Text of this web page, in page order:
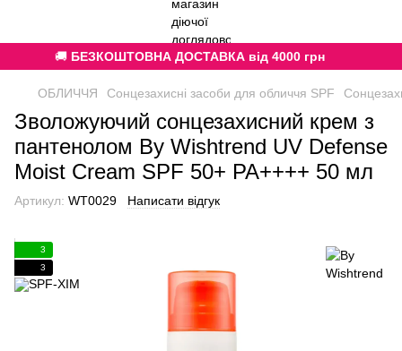
🚚 БЕЗКОШТОВНА ДОСТАВКА від 4000 грн
ОБЛИЧЧЯ Сонцезахисні засоби для обличчя SPF
Зволожуючий сонцезахисний крем з
пантенолом By Wishtrend UV Defense
Moist Cream SPF 50+ PA++++ 50 мл
Артикул: WT0029 Написати відгук
3
3